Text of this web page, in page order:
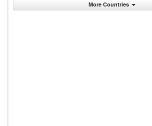
More Countries